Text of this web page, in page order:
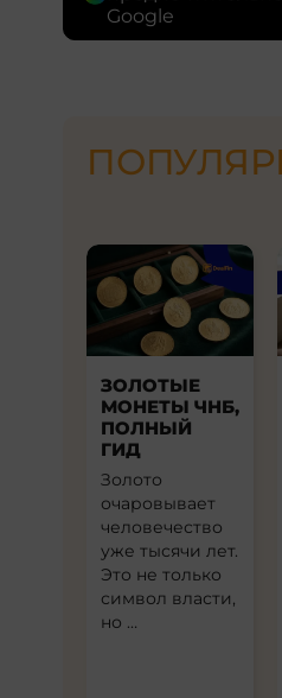
сохранения
глобальной.
цены различаются
Google
ЗОЛОТЫЕ
МОНЕТЫ ЧНБ,
ПОЛНЫЙ
ГИД
Золото
очаровывает
человечество
уже тысячи лет.
Это не только
символ власти,
но …